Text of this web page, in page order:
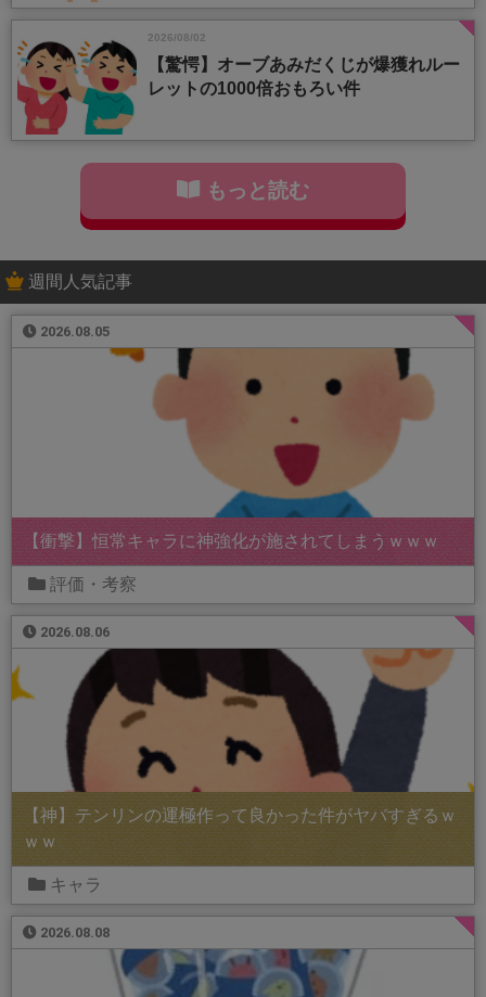
2026/08/02
【驚愕】オーブあみだくじが爆獲れルー
レットの1000倍おもろい件
もっと読む
週間人気記事
2026.08.05
【衝撃】恒常キャラに神強化が施されてしまうｗｗｗ
評価・考察
2026.08.06
【神】テンリンの運極作って良かった件がヤバすぎるｗ
ｗｗ
キャラ
2026.08.08